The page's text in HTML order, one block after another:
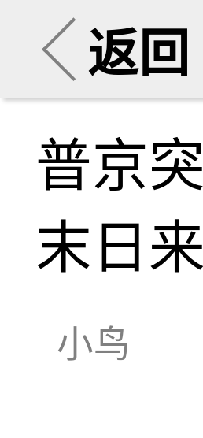
返回
普京
末日来
小鸟